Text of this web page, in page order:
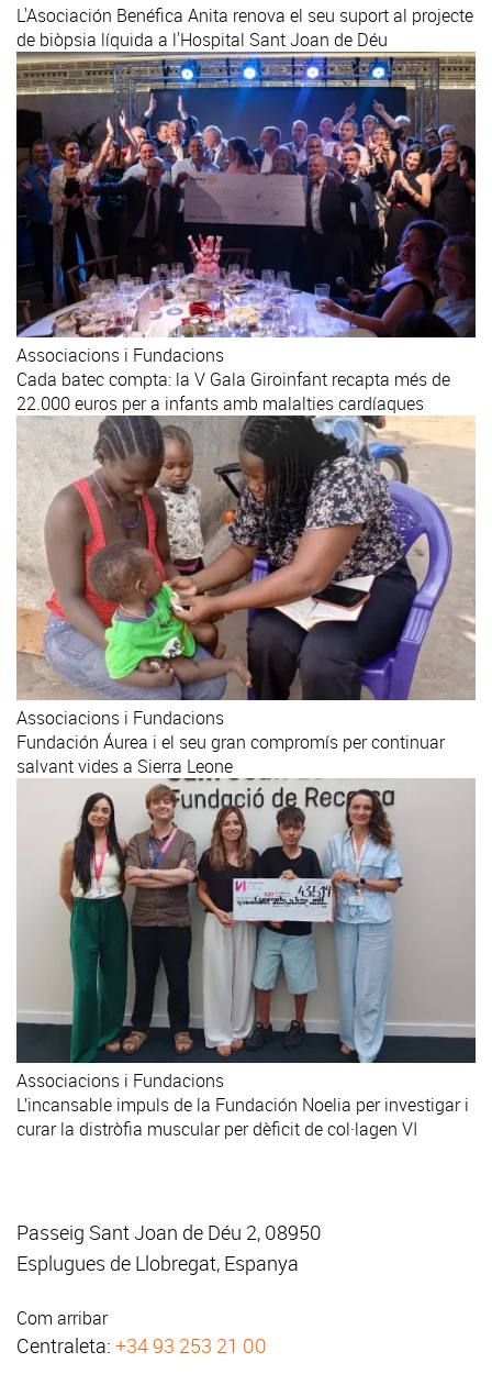
L'Asociación Benéfica Anita renova el seu suport al projecte
de biòpsia líquida a l'Hospital Sant Joan de Déu
Associacions i Fundacions
Cada batec compta: la V Gala Giroinfant recapta més de
22.000 euros per a infants amb malalties cardíaques
Associacions i Fundacions
Fundación Áurea i el seu gran compromís per continuar
salvant vides a Sierra Leone
Associacions i Fundacions
L’incansable impuls de la Fundación Noelia per investigar i
curar la distròfia muscular per dèficit de col·lagen VI
Passeig Sant Joan de Déu 2, 08950
Esplugues de Llobregat, Espanya
Com arribar
Centraleta: +34 93 253 21 00